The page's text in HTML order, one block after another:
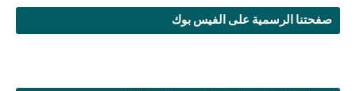
صفحتنا الرسمية على الفيس بوك